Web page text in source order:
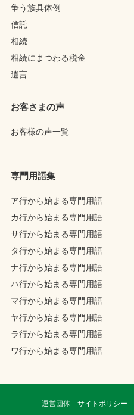
争う族具体例
信託
相続
相続にまつわる税金
遺言
お客さまの声
お客様の声一覧
専門用語集
ア行から始まる専門用語
カ行から始まる専門用語
サ行から始まる専門用語
タ行から始まる専門用語
ナ行から始まる専門用語
ハ行から始まる専門用語
マ行から始まる専門用語
ヤ行から始まる専門用語
ラ行から始まる専門用語
ワ行から始まる専門用語
運営団体 サイトポリシー